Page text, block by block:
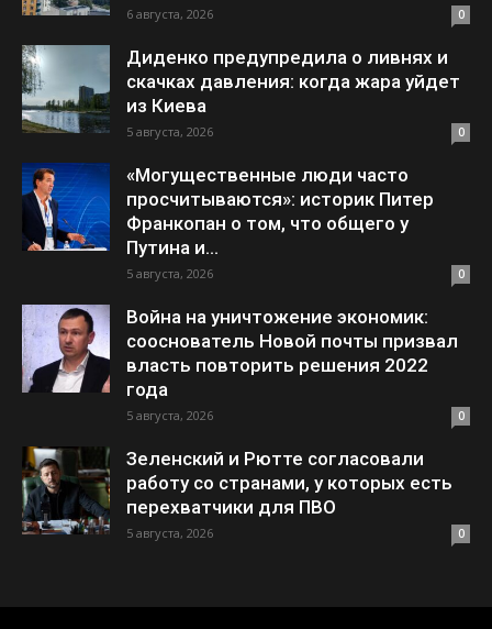
6 августа, 2026 0
Диденко предупредила о ливнях и
скачках давления: когда жара уйдет
из Киева
5 августа, 2026 0
«Могущественные люди часто
просчитываются»: историк Питер
Франкопан о том, что общего у
Путина и...
5 августа, 2026 0
Война на уничтожение экономик:
сооснователь Новой почты призвал
власть повторить решения 2022
года
5 августа, 2026 0
Зеленский и Рютте согласовали
работу со странами, у которых есть
перехватчики для ПВО
5 августа, 2026 0